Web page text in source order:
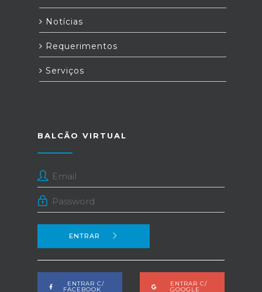
Notícias
Requerimentos
Serviços
BALCÃO VIRTUAL
ENTRAR
ENTRAR C/
FACEBOOK
ENTRAR C/
GOOGLE